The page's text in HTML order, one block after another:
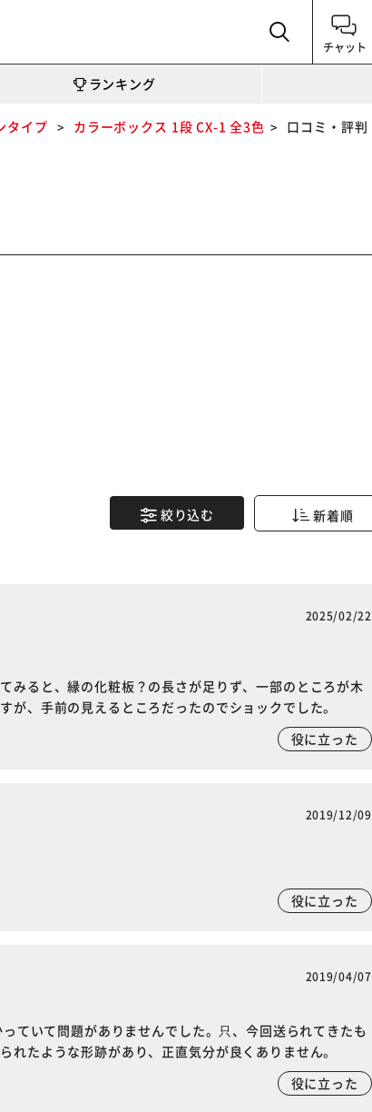
チャット
ランキング
タイプ カラーボックス 1段 CX-1 全3色 口コミ・評判
絞り込む 新着順
2025/02/22
みると、縁の化粧板？の長さが足りず、一部のところが木
、手前の見えるところだったのでショックでした。
役に立った
2019/12/09
役に立った
2019/04/07
ていて問題がありませんでした。只、今回送られてきたも
たような形跡があり、正直気分が良くありません。
役に立った